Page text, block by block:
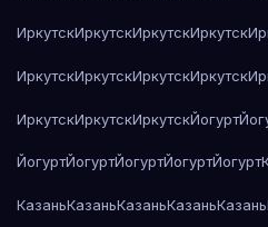
ИркутскИркутскИркутскИркутск
ИркутскИркутскИркутскИркутск
ИркутскИркутскИркутскЙогурт
ЙогуртЙогуртЙогуртЙогуртЙогурт
КазаньКазаньКазаньКазаньКазань